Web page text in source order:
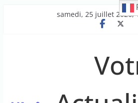
samedi, 25 juillet 2026,